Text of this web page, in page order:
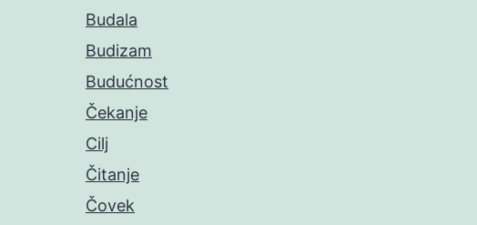
Budala
Budizam
Budućnost
Čekanje
Cilj
Čitanje
Čovek